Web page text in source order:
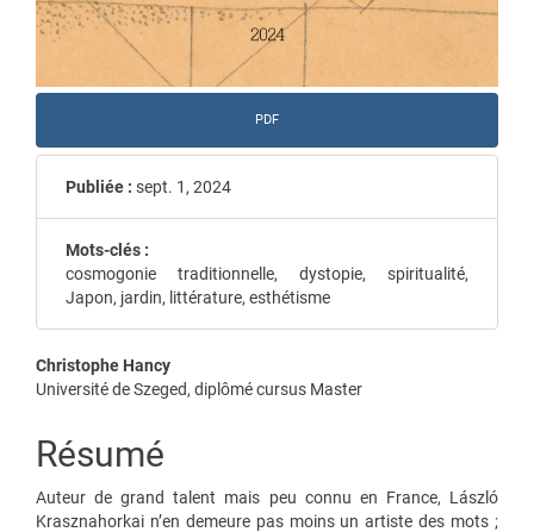
PDF
Publiée : sept. 1, 2024
Mots-clés :
cosmogonie traditionnelle, dystopie, spiritualité,
Japon, jardin, littérature, esthétisme
Contenu
principal
de
l'article
Christophe Hancy
Université de Szeged, diplômé cursus Master
Résumé
Auteur de grand talent mais peu connu en France, László
Krasznahorkai n’en demeure pas moins un artiste des mots ;